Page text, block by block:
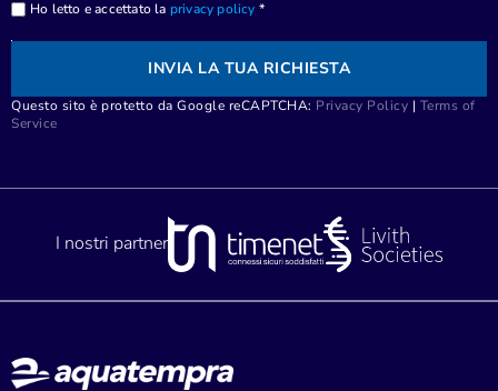
Ho letto e accettato la privacy policy *
INVIA LA TUA RICHIESTA
Questo sito è protetto da Google reCAPTCHA: Privacy Policy | Terms of
Service
I nostri partner